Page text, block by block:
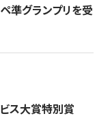
準グランプリを受
ス大賞特別賞